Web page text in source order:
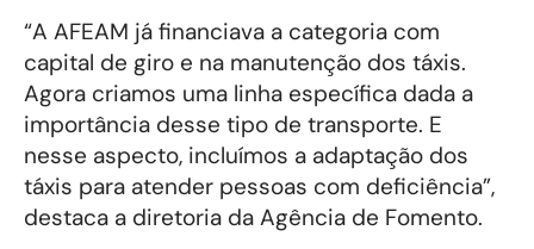
“A AFEAM já financiava a categoria com
capital de giro e na manutenção dos táxis.
Agora criamos uma linha específica dada a
importância desse tipo de transporte. E
nesse aspecto, incluímos a adaptação dos
táxis para atender pessoas com deficiência”,
destaca a diretoria da Agência de Fomento.